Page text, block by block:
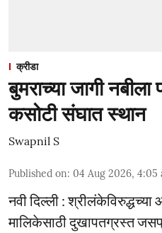
क्रीडा
बुमराच्या जागी
कसोटी संघात स्थान
Swapnil S
Published on: 04 Aug 2026, 4:05
नवी दिल्ली : श्रीलंकेविरुद्धच्या
मालिकेसाठी दुखापतग्रस्त